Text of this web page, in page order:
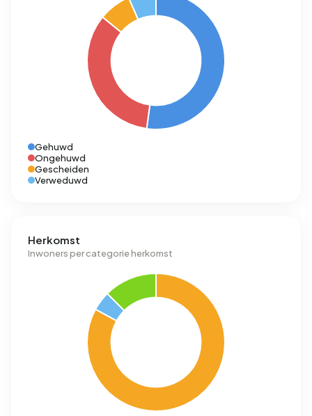
Gehuwd
Ongehuwd
Gescheiden
Verweduwd
Herkomst
Inwoners per categorie herkomst